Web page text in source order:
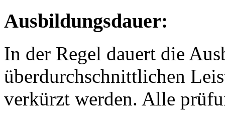
Ausbildungsdauer:
In der Regel dauert die
überdurchschnittlichen
verkürzt werden. Alle